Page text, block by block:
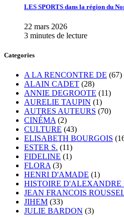
LES SPORTS dans la région du
22 mars 2026
3 minutes de lecture
Categories
A LA RENCONTRE DE (67)
ALAIN CADET (28)
ANNIE DEGROOTE (11)
AURELIE TAUPIN (1)
AUTRES AUTEURS (70)
CINÉMA (2)
CULTURE (43)
ELISABETH BOURGOIS
ESTER S. (11)
FIDELINE (1)
FLORA (3)
HENRI D'AMADE (1)
HISTOIRE D'ALEXANDRE
JEAN FRANCOIS
JIHEM (33)
JULIE BARDON (3)